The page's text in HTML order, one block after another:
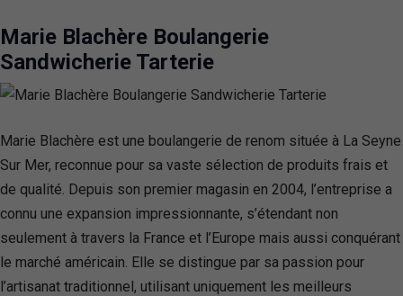
Marie Blachère Boulangerie
Sandwicherie Tarterie
Marie Blachère est une boulangerie de renom située à La Seyne
Sur Mer, reconnue pour sa vaste sélection de produits frais et
de qualité. Depuis son premier magasin en 2004, l’entreprise a
connu une expansion impressionnante, s’étendant non
seulement à travers la France et l’Europe mais aussi conquérant
le marché américain. Elle se distingue par sa passion pour
l’artisanat traditionnel, utilisant uniquement les meilleurs